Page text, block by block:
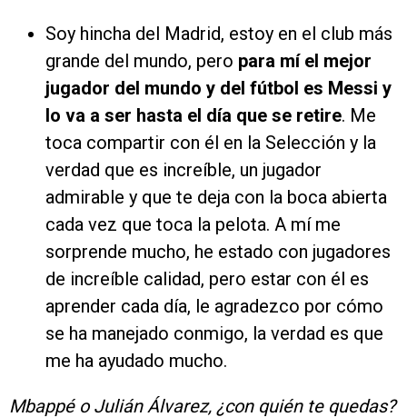
Soy hincha del Madrid, estoy en el club más
grande del mundo, pero para mí el mejor
jugador del mundo y del fútbol es Messi y
lo va a ser hasta el día que se retire. Me
toca compartir con él en la Selección y la
verdad que es increíble, un jugador
admirable y que te deja con la boca abierta
cada vez que toca la pelota. A mí me
sorprende mucho, he estado con jugadores
de increíble calidad, pero estar con él es
aprender cada día, le agradezco por cómo
se ha manejado conmigo, la verdad es que
me ha ayudado mucho.
Mbappé o Julián Álvarez, ¿con quién te quedas?